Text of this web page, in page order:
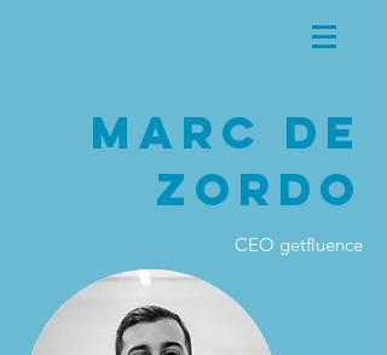
MARC DE
ZORDO
CEO getfluence